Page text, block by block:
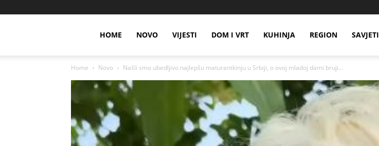
HOME NOVO VIJESTI DOM I VRT KUHINJA REGION SAVJETI
Home Novo Našli smo ubedljivo najlepšu maturantkinju u Srbiji, o ovoj mladoj dami bruji...